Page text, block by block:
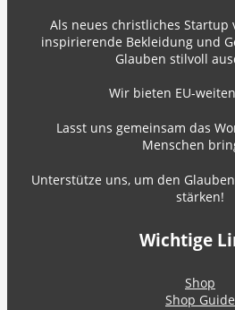
Als neues christliches Startup
inspirierende Bekleidung und
Glauben stilvoll
Wir bieten EU-
Lasst uns gemeinsam das
Menschen
Unterstütze uns, um den
stärken!
Wichtige
Shop
Shop Guide